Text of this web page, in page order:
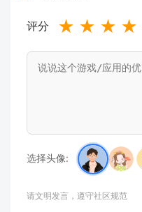
评分 ★ ★ ★ ★
选择头像:
请文明发言，遵守社区规范